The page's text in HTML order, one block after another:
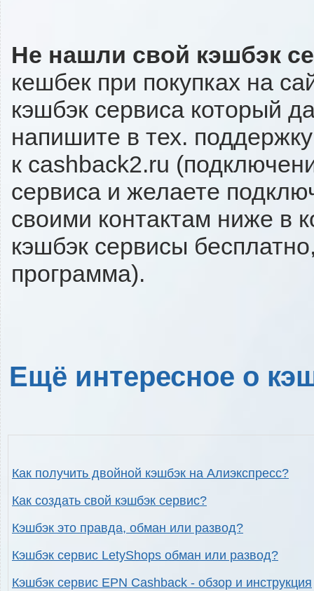
Не нашли свой кэшбэк
кешбек при покупках на
кэшбэк сервиса который
напишите в тех.
к cashback2.ru
сервиса и желаете
своими контактам ниже в
кэшбэк сервисы
программа).
Ещё интересное о
Как получить двойной кэшбэк на Алиэкспресс?
Как создать свой кэшбэк сервис?
Кэшбэк это правда, обман или развод?
Кэшбэк сервис LetyShops обман или развод?
Кэшбэк сервис EPN Cashback - обзор и инструкция